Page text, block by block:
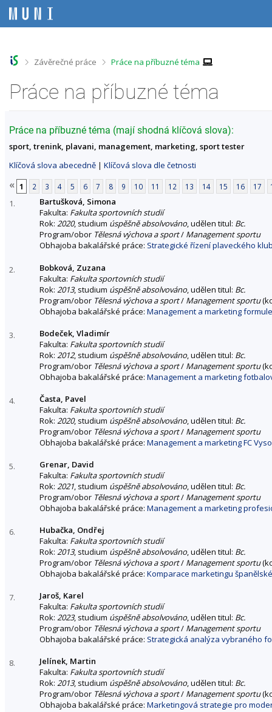
e
e
e
e
>Závěrečné práce >
Práce na příbuzné téma
Práce na příbuzné téma
Práce na příbuzné téma (mají shodná klíčová slova):
sport, trenink, plavani, management, marketing, sport tester
Klíčová slova abecedně | Klíčová slova dle četnosti
« 1 2 3 4 5 6 7 8 9 10 11 12 13 14 15 16 17
1.
Bartušková, Simona
Fakulta: Fakulta sportovních studií
Rok: 2020, studium úspěšně absolvováno, udělen titul: Bc.
Program/obor Tělesná výchova a sport/ Management sportu
Obhajoba bakalářské práce: Strategické řízení plaveckého
2.
Bobková, Zuzana
Fakulta: Fakulta sportovních studií
Rok: 2013, studium úspěšně absolvováno, udělen titul: Bc.
Program/obor Tělesná výchova a sport/ Management sportu
Obhajoba bakalářské práce: Management a marketing
3.
Bodeček, Vladimír
Fakulta: Fakulta sportovních studií
Rok: 2012, studium úspěšně absolvováno, udělen titul: Bc.
Program/obor Tělesná výchova a sport/ Management sportu
Obhajoba bakalářské práce: Management a marketing
4.
Časta, Pavel
Fakulta: Fakulta sportovních studií
Rok: 2020, studium úspěšně absolvováno, udělen titul: Bc.
Program/obor Tělesná výchova a sport/ Management sportu
Obhajoba bakalářské práce: Management a marketing FC
5.
Grenar, David
Fakulta: Fakulta sportovních studií
Rok: 2021, studium úspěšně absolvováno, udělen titul: Bc.
Program/obor Tělesná výchova a sport/ Management sportu
Obhajoba bakalářské práce: Management a marketing
6.
Hubačka, Ondřej
Fakulta: Fakulta sportovních studií
Rok: 2013, studium úspěšně absolvováno, udělen titul: Bc.
Program/obor Tělesná výchova a sport/ Management sportu
Obhajoba bakalářské práce: Komparace marketingu
7.
Jaroš, Karel
Fakulta: Fakulta sportovních studií
Rok: 2023, studium úspěšně absolvováno, udělen titul: Bc.
Program/obor Tělesná výchova a sport/ Management sportu
Obhajoba bakalářské práce: Strategická analýza vybraného
8.
Jelínek, Martin
Fakulta: Fakulta sportovních studií
Rok: 2013, studium úspěšně absolvováno, udělen titul: Bc.
Program/obor Tělesná výchova a sport/ Management sportu
Obhajoba bakalářské práce: Marketingová strategie pro